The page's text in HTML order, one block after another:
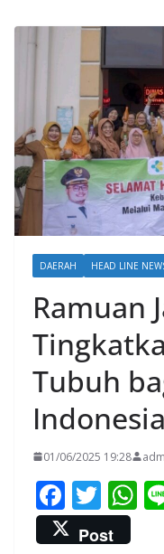
DAERAH HEAD LINE
Ramuan
Tubuh
Indonesia
01/06/2025 19:28
F
ac
T
w
W
Post